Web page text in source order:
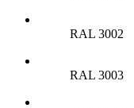
RAL 3002
RAL 3003